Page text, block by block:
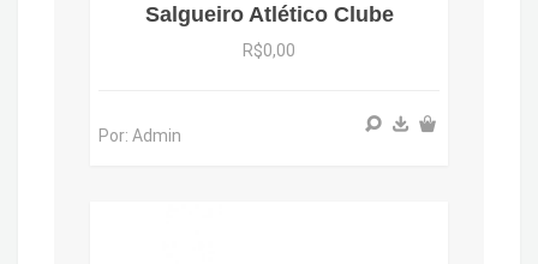
Salgueiro Atlético Clube
R$0,00
Por: Admin